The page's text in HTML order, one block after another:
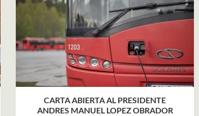
CARTA ABIERTA AL PRESIDENTE
ANDRES MANUEL LOPEZ OBRADOR